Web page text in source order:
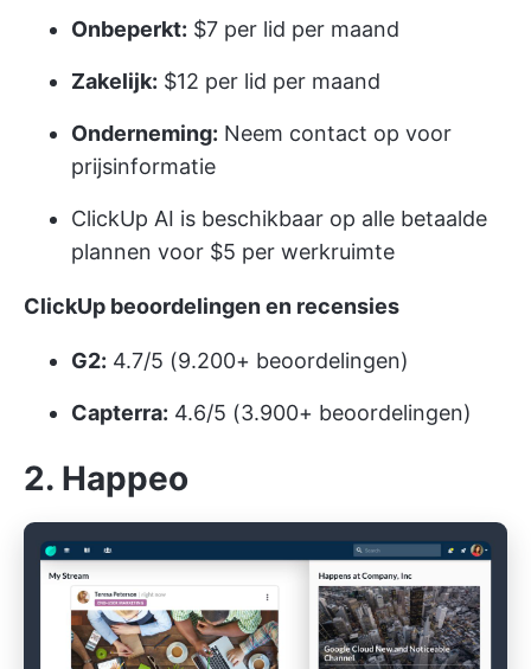
Onbeperkt: $7 per lid per maand
Zakelijk: $12 per lid per maand
Onderneming: Neem contact op voor
prijsinformatie
ClickUp AI is beschikbaar op alle betaalde
plannen voor $5 per werkruimte
ClickUp beoordelingen en recensies
G2: 4.7/5 (9.200+ beoordelingen)
Capterra: 4.6/5 (3.900+ beoordelingen)
2. Happeo